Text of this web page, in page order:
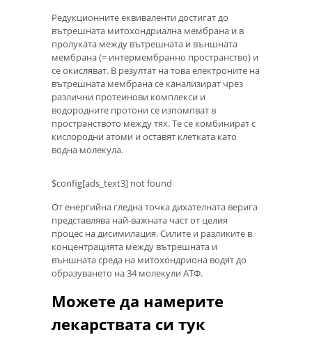
Редукционните еквиваленти достигат до
вътрешната митохондриална мембрана и в
пролуката между вътрешната и външната
мембрана (= интермембранно пространство) и
се окисляват. В резултат на това електроните на
вътрешната мембрана се канализират чрез
различни протеинови комплекси и
водородните протони се изпомпват в
пространството между тях. Те се комбинират с
кислородни атоми и оставят клетката като
водна молекула.
$config[ads_text3] not found
От енергийна гледна точка дихателната верига
представлява най-важната част от целия
процес на дисимилация. Силите и разликите в
концентрацията между вътрешната и
външната среда на митохондриона водят до
образуването на 34 молекули АТФ.
Можете да намерите
лекарствата си тук